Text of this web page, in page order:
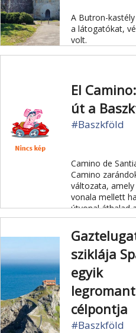
A Butron-
a látogatókat,
volt.
El
út a
#Baszkföld
Camino de
Camino
változata,
vonala mellett
útvonal áthalad
Cantábria,
tartományokon.
sziklája
egyik
célpontja
#Baszkföld